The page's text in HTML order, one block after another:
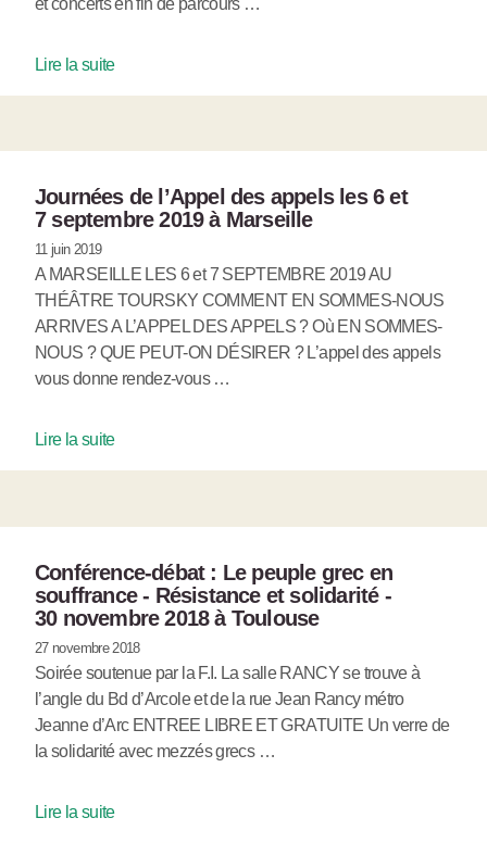
Lire la suite
Journées de l’Appel des appels les 6 et
7 septembre 2019 à Marseille
11 juin 2019
A MARSEILLE LES 6 et 7 SEPTEMBRE 2019 AU
THÉÂTRE TOURSKY COMMENT EN SOMMES-NOUS
ARRIVES A L’APPEL DES APPELS ? Où EN SOMMES-
NOUS ? QUE PEUT-ON DÉSIRER ? L’appel des appels
vous donne rendez-vous …
Lire la suite
Conférence-débat : Le peuple grec en
souffrance - Résistance et solidarité -
30 novembre 2018 à Toulouse
27 novembre 2018
Soirée soutenue par la F.I. La salle RANCY se trouve à
l’angle du Bd d’Arcole et de la rue Jean Rancy métro
Jeanne d’Arc ENTREE LIBRE ET GRATUITE Un verre de
la solidarité avec mezzés grecs …
Lire la suite